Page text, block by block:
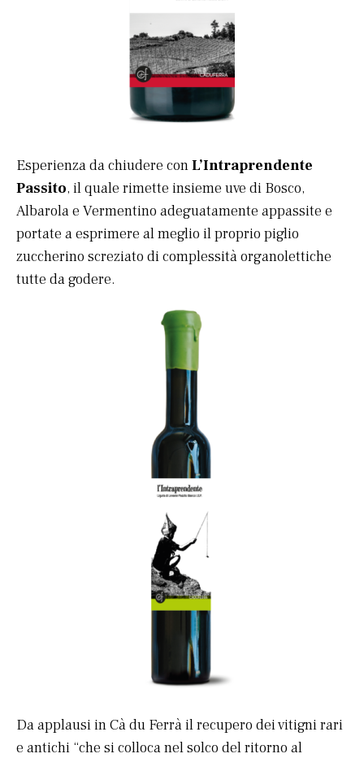
Esperienza da chiudere conL’Intraprendente
Passito, il quale rimette insieme uve di Bosco,
Albarola e Vermentino adeguatamente appassite e
portate a esprimere al meglio il proprio piglio
zuccherino screziato di complessità organolettiche
tutte da godere.
Da applausi in Cà du Ferrà il recupero dei vitigni rari
e antichi “che si colloca nel solco del ritorno al